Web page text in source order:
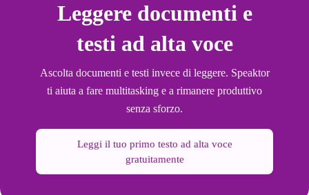
Leggere documenti e
testi ad alta voce
Ascolta documenti e testi invece di leggere. Speaktor
ti aiuta a fare multitasking e a rimanere produttivo
senza sforzo.
Leggi il tuo primo testo ad alta voce
gratuitamente